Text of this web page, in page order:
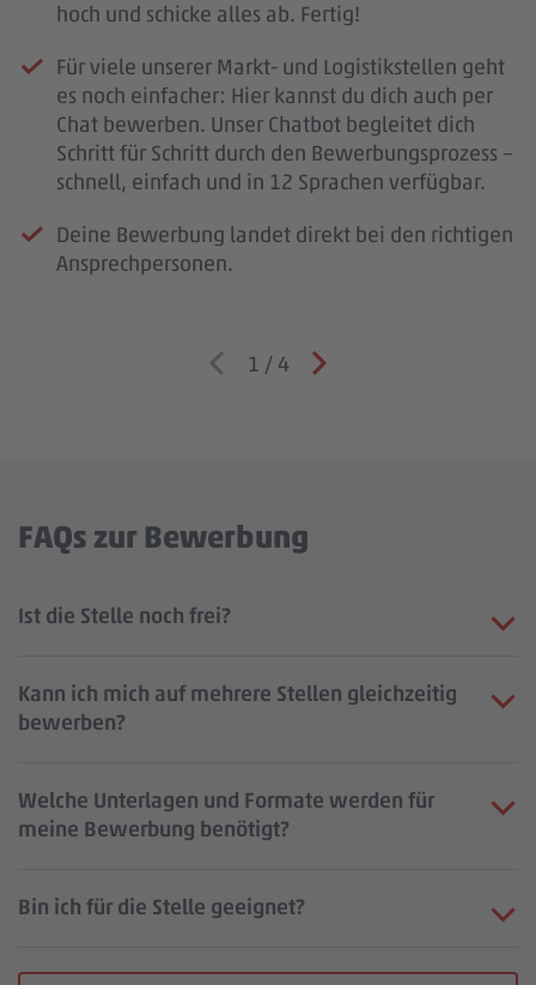
hoch und schicke alles ab. Fertig!
Für viele unserer Markt- und Logistikstellen geht
es noch einfacher: Hier kannst du dich auch per
Chat bewerben. Unser Chatbot begleitet dich
Schritt für Schritt durch den Bewerbungsprozess –
schnell, einfach und in 12 Sprachen verfügbar.
Deine Bewerbung landet direkt bei den richtigen
Ansprechpersonen.
1 / 4
FAQs zur Bewerbung
Ist die Stelle noch frei?
Kann ich mich auf mehrere Stellen gleichzeitig
bewerben?
Welche Unterlagen und Formate werden für
meine Bewerbung benötigt?
Bin ich für die Stelle geeignet?